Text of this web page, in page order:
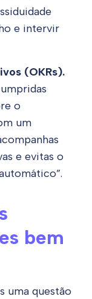
e intervir
(OKRs).
o
um
e evitas o
bem
uma questão